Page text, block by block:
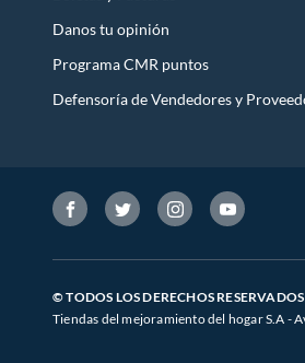
Danos tu opinión
Programa CMR puntos
Defensoría de Vendedores y
© TODOS LOS DERECHOS RESERVADOS
Tiendas del mejoramiento del hogar S.A -